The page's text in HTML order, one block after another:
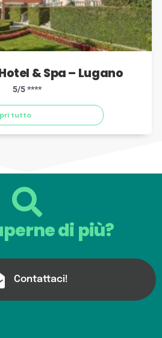
& Spa – Lugano
5/5 ****
tutto
di più?
Contattaci!